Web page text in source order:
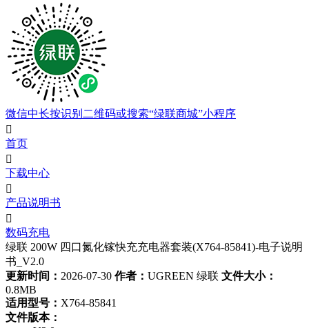
微信中长按识别二维码或搜索“绿联商城”小程序

首页

下载中心

产品说明书

数码充电
绿联 200W 四口氮化镓快充充电器套装(X764-85841)-电子说明
书_V2.0
更新时间： 2026-07-30 作者： UGREEN 绿联 文件大小：
0.8MB
适用型号： X764-85841
文件版本：